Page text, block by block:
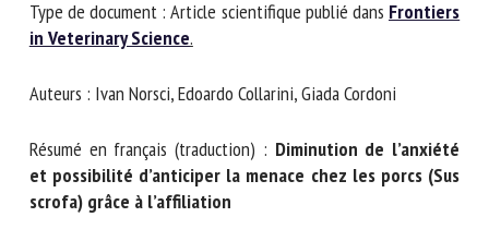
Type de document : Article scientifique publié dans
Frontiers in Veterinary Science
Auteurs : Ivan Norsci, Edoardo Collarini, Giada Cordoni
Résumé en français (traduction) : Diminution de l’anxiété
et possibilité d’anticiper la menace chez les porcs
(Sus scrofa) grâce à l’affiliation
notre newsletter :
Prénom *